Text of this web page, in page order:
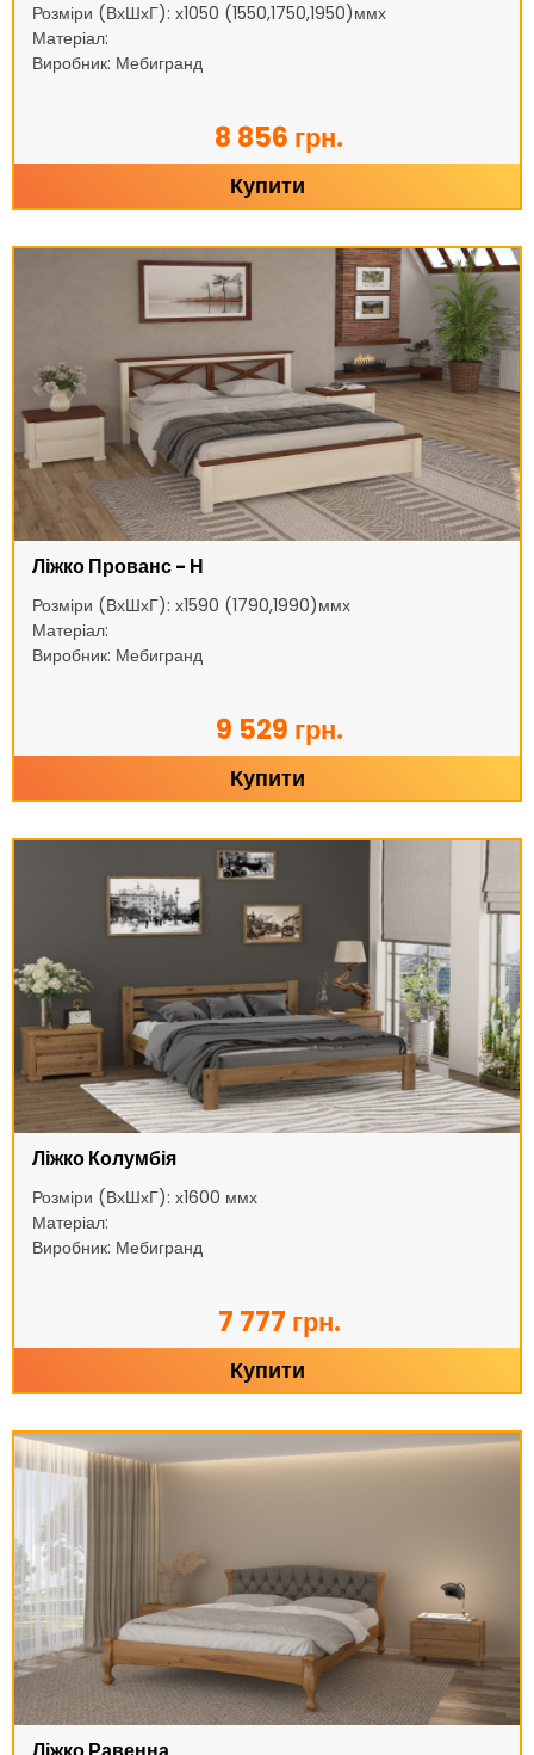
Розміри (ВхШхГ): х1050 (1550,1750,1950)ммх
Матеріал:
Виробник: Мебигранд
8 856 грн.
Купити
Ліжко Прованс - Н
Розміри (ВхШхГ): х1590 (1790,1990)ммх
Матеріал:
Виробник: Мебигранд
9 529 грн.
Купити
Ліжко Колумбія
Розміри (ВхШхГ): х1600 ммх
Матеріал:
Виробник: Мебигранд
7 777 грн.
Купити